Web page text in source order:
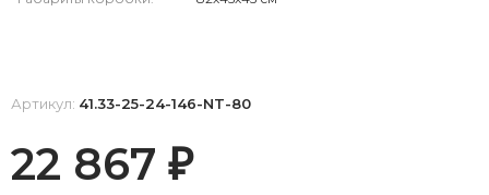
Артикул: 41.33-25-24-146-NT-80
22 867 ₽